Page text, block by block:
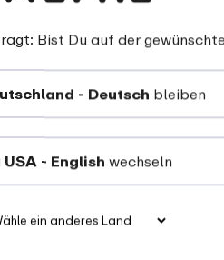
712
Bestellen
Bist Du auf der
- Deutsch bleiben
USA - English wechseln